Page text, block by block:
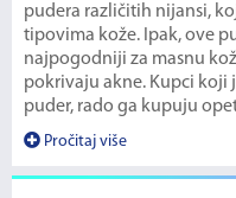
pudera različitih nijansi,
tipovima kože. Ipak, ove
najpogodniji za masnu
pokrivaju akne. Kupci koji
puder, rado ga kupuju
Pročitaj više